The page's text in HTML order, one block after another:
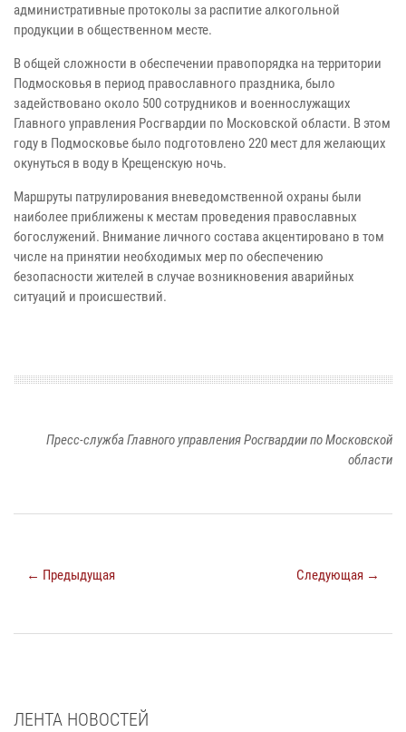
административные протоколы за распитие алкогольной
продукции в общественном месте.
В общей сложности в обеспечении правопорядка на территории
Подмосковья в период православного праздника, было
задействовано около 500 сотрудников и военнослужащих
Главного управления Росгвардии по Московской области. В этом
году в Подмосковье было подготовлено 220 мест для желающих
окунуться в воду в Крещенскую ночь.
Маршруты патрулирования вневедомственной охраны были
наиболее приближены к местам проведения православных
богослужений. Внимание личного состава акцентировано в том
числе на принятии необходимых мер по обеспечению
безопасности жителей в случае возникновения аварийных
ситуаций и происшествий.
Пресс-служба Главного управления Росгвардии по Московской
области
← Предыдущая Следующая →
ЛЕНТА НОВОСТЕЙ